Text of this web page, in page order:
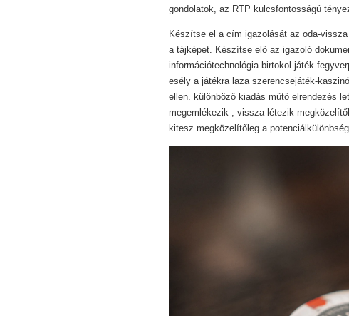
gondolatok, az RTP kulcsfontosságú
Készítse el a cím igazolását az oda-
a tájképet. Készítse elő az igazoló
információtechnológia birtokol játék
esély a játékra laza szerencsejáték-
ellen. különböző kiadás műtő elrendezés
megemlékezik , vissza létezik
kitesz megközelítőleg a